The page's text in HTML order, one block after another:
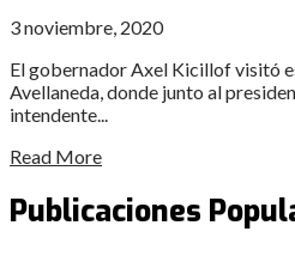
3 noviembre, 2020
El gobernador Axel Kicillof visitó
Avellaneda, donde junto al
intendente...
Read More
Publicaciones